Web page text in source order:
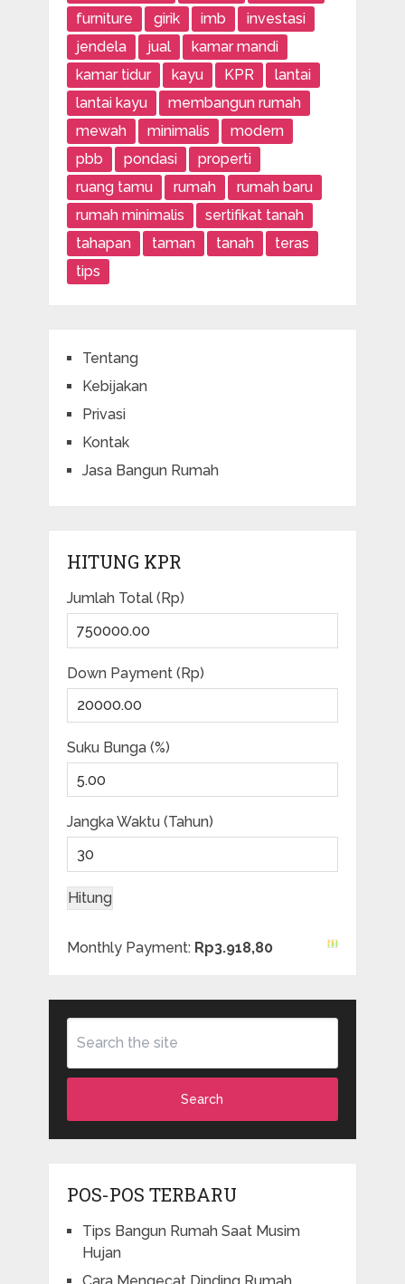
furniture
girik imb
investasi
jendela
jual
kamar mandi
kamar tidur
kayu KPR
lantai
lantai kayu
membangun rumah
mewah
minimalis
modern
pbb
pondasi
properti
ruang tamu
rumah
rumah baru
rumah minimalis
sertifikat tanah
tahapan
taman tanah
teras
tips
Tentang
Kebijakan
Privasi
Kontak
Jasa Bangun Rumah
HITUNG KPR
Jumlah Total (Rp)
Down Payment (Rp)
Suku Bunga (%)
Jangka Waktu (Tahun)
Monthly Payment: Rp3.918,80
Search
POS-POS TERBARU
Tips Bangun Rumah Saat Musim
Hujan